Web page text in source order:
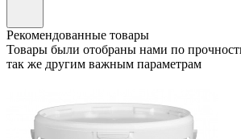
Рекомендованные товары
Товары были отобраны нами по
так же другим важным параметрам